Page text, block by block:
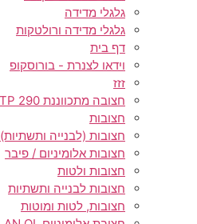
גלגלי מדידה
גלגלי מדידה ורולטקות
דף בית
וידאו לצנרת - בורוסקופ
זזז
חצובה מתכווננת GPI ETP 290
חצובות
חצובות (לבנייה ותשתיות)
חצובות אלומיניום / פיבר
חצובות ולטות
חצובות לבנייה ותשתיות
חצובות, לטות ומוטות